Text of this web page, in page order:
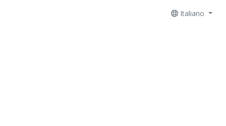
Italiano